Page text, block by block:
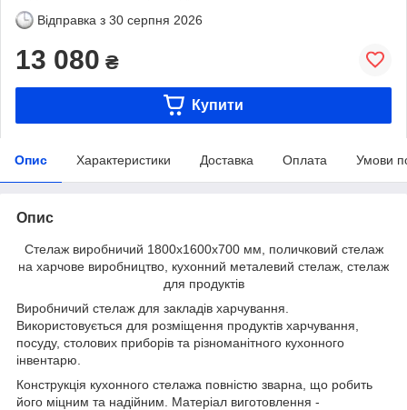
Відправка з 30 серпня 2026
13 080 ₴
Купити
Опис Характеристики Доставка Оплата Умови
Опис
Стелаж виробничий 1800х1600х700 мм, поличковий стелаж
на харчове виробництво, кухонний металевий стелаж, стелаж
для продуктів
Виробничий стелаж для закладів харчування.
Використовується для розміщення продуктів харчування,
посуду, столових приборів та різноманітного кухонного
інвентарю.
Конструкція кухонного стелажа повністю зварна, що робить
його міцним та надійним. Матеріал виготовлення -